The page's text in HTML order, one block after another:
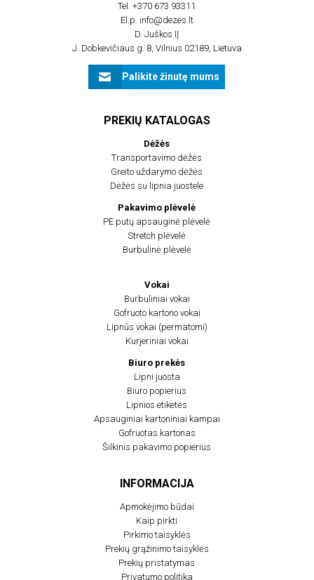
Tel.+370 673 93311
El.p. info@dezes.lt
D. Juškos IĮ
J. Dobkevičiaus g. 8, Vilnius 02189, Lietuva
Palikite žinutę mums
PREKIŲ KATALOGAS
Dėžės
Transportavimo dėžės
Greito uždarymo dėžės
Dėžės su lipnia juostele
Pakavimo plėvelė
PE putų apsauginė plėvelė
Stretch plėvelė
Burbulinė plėvelė
Vokai
Burbuliniai vokai
Gofruoto kartono vokai
Lipnūs vokai (permatomi)
Kurjeriniai vokai
Biuro prekės
Lipni juosta
Biuro popierius
Lipnios etiketės
Apsauginiai kartoniniai kampai
Gofruotas kartonas
Šilkinis pakavimo popierius
INFORMACIJA
Apmokėjimo būdai
Kaip pirkti
Pirkimo taisyklės
Prekių grąžinimo taisyklės
Prekių pristatymas
Privatumo politika